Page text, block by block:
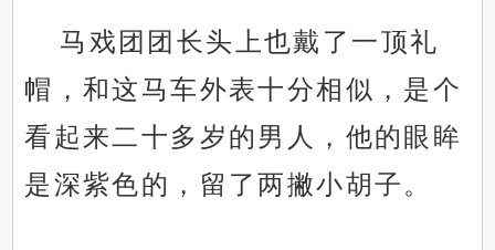
马戏团团长头上也戴了一顶礼
帽，和这马车外表十分相似，是个
看起来二十多岁的男人，他的眼眸
是深紫色的，留了两撇小胡子。